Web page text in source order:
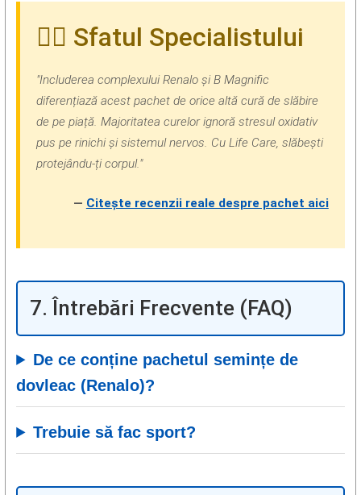
👨‍⚕️ Sfatul Specialistului
"Includerea complexului Renalo și B Magnific
diferențiază acest pachet de orice altă cură de slăbire
de pe piață. Majoritatea curelor ignoră stresul oxidativ
pus pe rinichi și sistemul nervos. Cu Life Care, slăbești
protejându-ți corpul."
— Citește recenzii reale despre pachet aici
7. Întrebări Frecvente (FAQ)
De ce conține pachetul semințe de
dovleac (Renalo)?
Trebuie să fac sport?